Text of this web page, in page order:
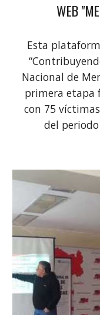
WEB
Esta
Nacional de
primera etapa
con 75
del